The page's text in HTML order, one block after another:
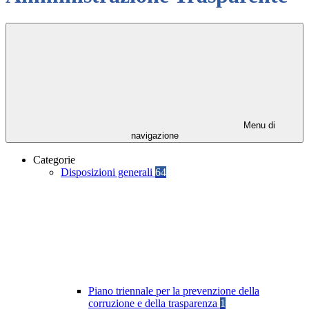
Menu di
navigazione
Categorie
Disposizioni generali 64
Piano triennale per la prevenzione della
corruzione e della trasparenza 1